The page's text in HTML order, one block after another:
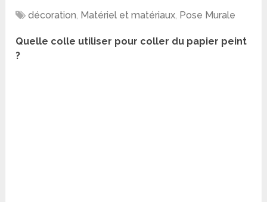
décoration, Matériel et matériaux, Pose Murale
Quelle colle utiliser pour coller du papier peint
?